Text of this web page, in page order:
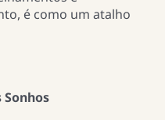
é como um atalho
Sonhos